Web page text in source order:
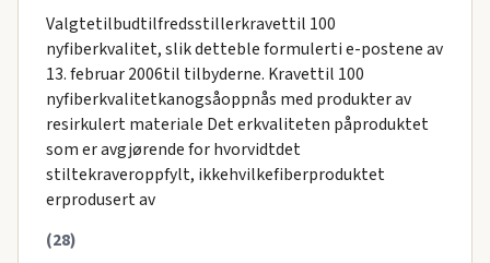
Valgtetilbudtilfredsstillerkravettil 100
nyfiberkvalitet, slik detteble formulerti e-postene av
13. februar 2006til tilbyderne. Kravettil 100
nyfiberkvalitetkanogsåoppnås med produkter av
resirkulert materiale Det erkvaliteten påproduktet
som er avgjørende for hvorvidtdet
stiltekraveroppfylt, ikkehvilkefiberproduktet
erprodusert av
(28)